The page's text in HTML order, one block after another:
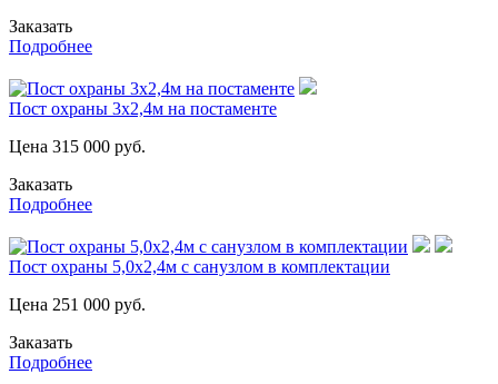
Заказать
Подробнее
Пост охраны 3х2,4м на постаменте
Цена 315 000 руб.
Заказать
Подробнее
Пост охраны 5,0х2,4м с санузлом в комплектации
Цена 251 000 руб.
Заказать
Подробнее